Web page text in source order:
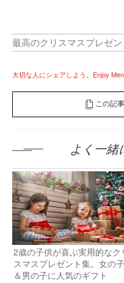
最高のクリスマスプレゼ
大切な人にシェアしよう。Enjoy
この記
よく一緒
2歳の子供が喜ぶ実用的なク
スマスプレゼント集。女の子
＆男の子に人気のギフト